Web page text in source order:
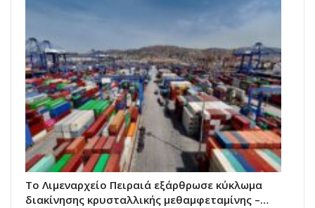
Το Λιμεναρχείο Πειραιά εξάρθρωσε κύκλωμα
διακίνησης κρυσταλλικής μεθαμφεταμίνης –…